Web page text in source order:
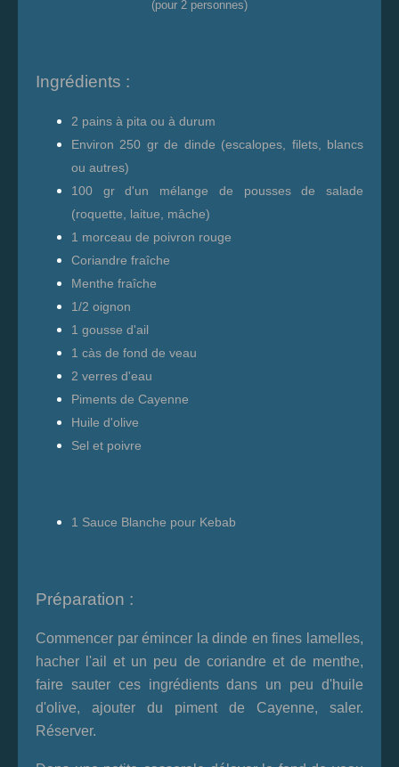
(pour 2 personnes)
Ingrédients :
2 pains à pita ou à durum
Environ 250 gr de dinde (escalopes, filets, blancs
ou autres)
100 gr d'un mélange de pousses de salade
(roquette, laitue, mâche)
1 morceau de poivron rouge
Coriandre fraîche
Menthe fraîche
1/2 oignon
1 gousse d'ail
1 càs de fond de veau
2 verres d'eau
Piments de Cayenne
Huile d'olive
Sel et poivre
1 Sauce Blanche pour Kebab
Préparation :
Commencer par émincer la dinde en fines lamelles,
hacher l'ail et un peu de coriandre et de menthe,
faire sauter ces ingrédients dans un peu d'huile
d'olive, ajouter du piment de Cayenne, saler.
Réserver.